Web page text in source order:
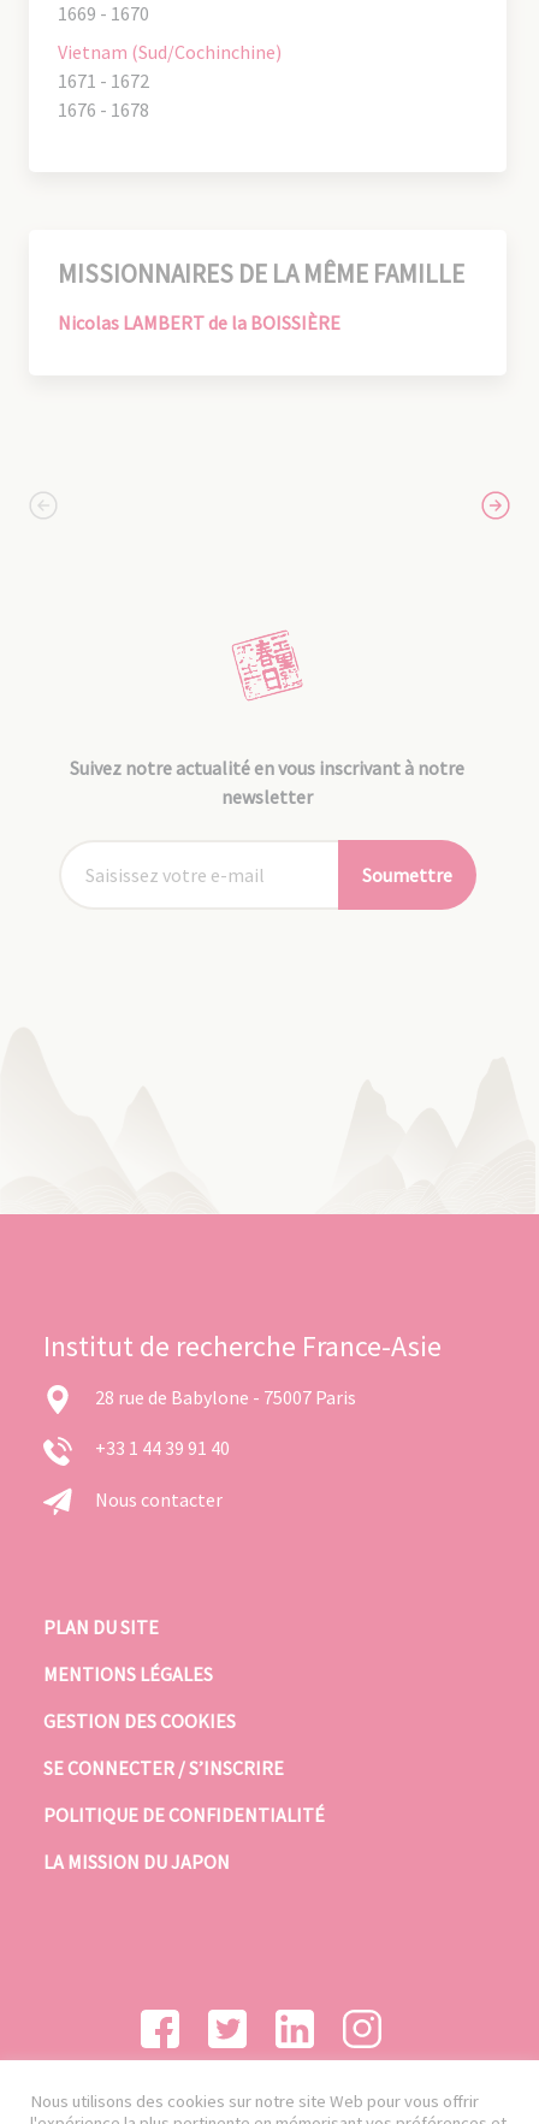
1669 - 1670
Vietnam (Sud/Cochinchine)
1671 - 1672
1676 - 1678
MISSIONNAIRES DE LA MÊME FAMILLE
Nicolas LAMBERT de la BOISSIÈRE
Suivez notre actualité en vous inscrivant à notre
newsletter
Soumettre
Institut de recherche France-Asie
28 rue de Babylone - 75007 Paris
+33 1 44 39 91 40
Nous contacter
PLAN DU SITE
MENTIONS LÉGALES
GESTION DES COOKIES
SE CONNECTER / S’INSCRIRE
POLITIQUE DE CONFIDENTIALITÉ
LA MISSION DU JAPON
Nous utilisons des cookies sur notre site Web pour vous offrir